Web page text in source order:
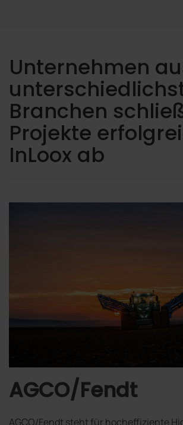
Unternehmen
Branchen
Projekte
InLoox ab
AGCO/Fendt
AGCO/Fendt steht für hocheffiziente